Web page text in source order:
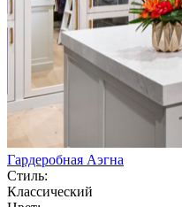
Гардеробная Аэгна
Стиль:
Классический